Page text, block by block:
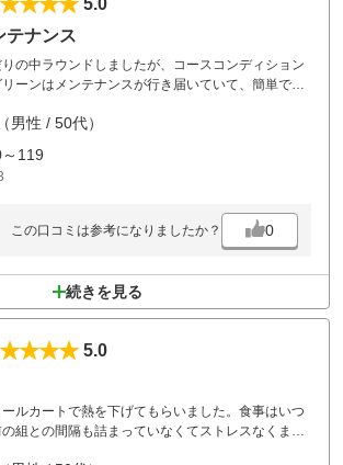
テナンス
の中ラウンドしましたが、コースコンディション
ーンはメンテナンスが行き届いていて、簡単でな
（男性 / 50代）
119
この口コミは参考になりましたか？ 0
続きを見る
5.0
ルカートで熱を下げてもらいました。食事はいつ
組との間隔も詰まっていなくてストレスなくまわ